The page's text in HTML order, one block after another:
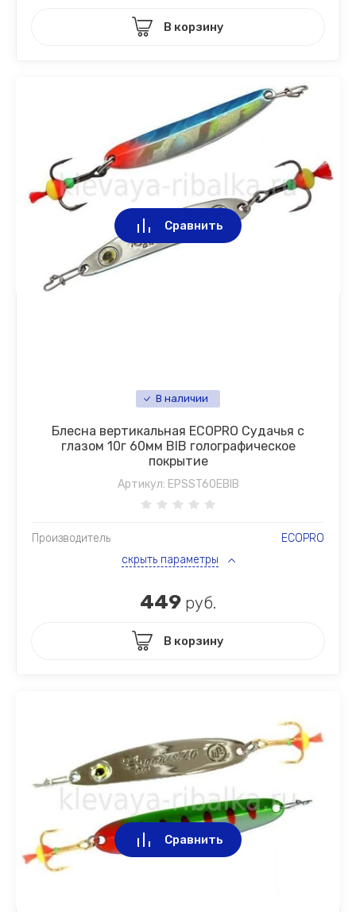
В корзину
В наличии
Блесна вертикальная ECOPRO Судачья с
глазом 10г 60мм BIB голографическое
покрытие
Артикул: EPSST60EBIB
Производитель
ECOPRO
скрыть параметры
Сравнить
449 руб.
В корзину
Сравнить